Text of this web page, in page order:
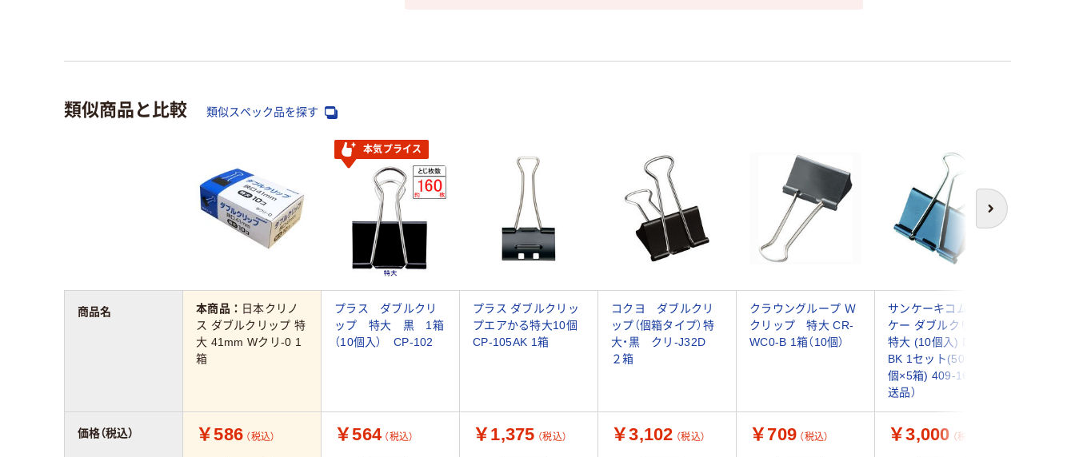
類似商品と比較 類似スペック品を探す
次へ
本気プライス
本商品： 日本クリノ
ス ダブルクリップ 特
大 41mm Wクリ-0 1
箱
プラス ダブルクリ
ップ 特大 黒 1箱
（10個入） CP-102
プラス ダブルクリッ
プエアかる特大10個
CP-105AK 1箱
コクヨ ダブルクリ
ップ（個箱タイプ）特
大・黒 クリ-J32D
２箱
クラウングループ Ｗ
クリップ 特大 CR-
WC0-B 1箱（10個）
サンケーキコム サン
ケー ダブルクリップ
特大 (10個入) DB-0-
BK 1セット(50個:10
個×5箱) 409-1680（直
送品）
￥586 （税込） ￥564 （税込） ￥1,375 （税込） ￥3,102 （税込） ￥709 （税込） ￥3,000 （税込）
商品名
価格（税込）